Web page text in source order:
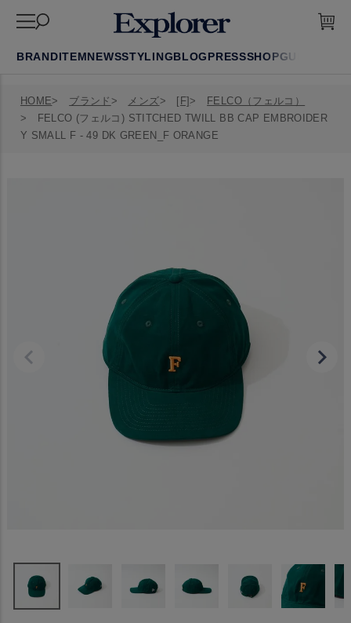
BRANDITEMNEWSSTYLINGBLOGPRESSSHOPGUIDE
HOME ブランド メンズ [F]
FELCO（フェルコ）
FELCO (フェルコ) STITCHED TWILL BB CAP EMBROIDER
Y SMALL F - 49 DK GREEN_F ORANGE